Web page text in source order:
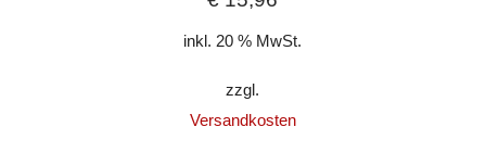
inkl. 20 % MwSt.
zzgl.
Versandkosten